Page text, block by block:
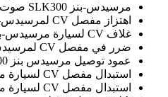
مرسيدس-بنز SLK300 صوت طقطقة مفصل CV
اهتزاز مفصل CV لمرسيدس-بنز SLK300
غلاف CV لسيارة مرسيدس-بنز SLK300 المهترئ
ضرر في مفصل CV لمرسيدس بنز SLK300
عمود توصيل مرسيدس بنز SLK300 مكسور
استبدال مفصل CV لسيارة مرسيدس-بنز SLK300
استبدال مفصل CV لسيارة مرسيدس بنز SLK300